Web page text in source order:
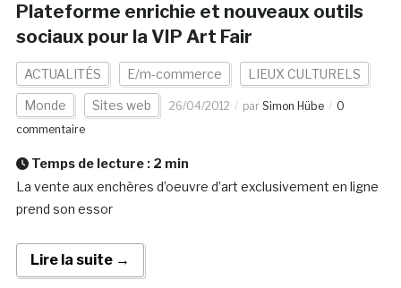
Plateforme enrichie et nouveaux outils
sociaux pour la VIP Art Fair
ACTUALITÉS E/m-commerce LIEUX CULTURELS
Monde Sites web 26/04/2012 par Simon Hübe
0
commentaire
Temps de lecture : 2 min
La vente aux enchères d’oeuvre d’art exclusivement en ligne
prend son essor
Lire la suite →